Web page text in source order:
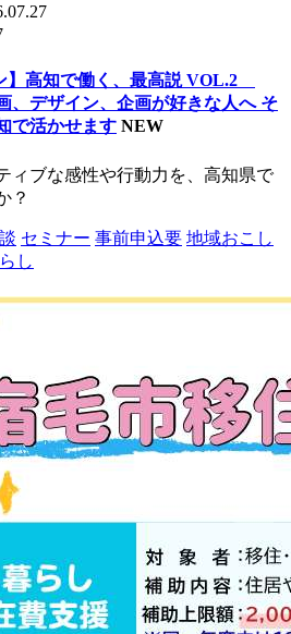
】高知で働く、最高説 VOL.2
、デザイン、企画が好きな人へ そ
で活かせます NEW
ィブな感性や行動力を、高知県で
？
セミナー 事前申込要 地域おこし
し